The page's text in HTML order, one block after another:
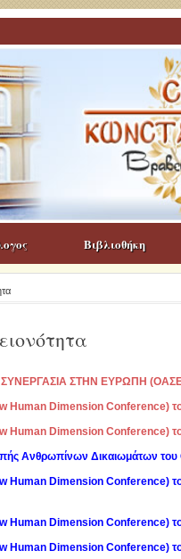
Βιβλιοθήκη
ΣΤΗΝ ΕΥΡΩΠΗ
Human Dimension Conference)
Human Dimension Conference)
Ανθρωπίνων Δικαιωμάτων
Human Dimension Cοnference)
Human Dimension Cοnference)
Human Dimension Cοnference)